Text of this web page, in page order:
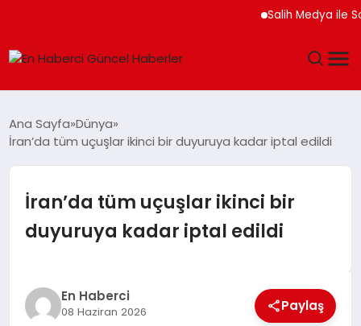
Salih Medya ile
SAĞLIK
TEKNOLOJI
DÜNYA
Ana Sayfa Dünya
İran’da tüm uçuşlar ikinci bir duyuruya kadar iptal edildi
İran’da tüm uçuşlar ikinci bir
duyuruya kadar iptal edildi
En Haberci
08 Haziran 2026 Paylaş